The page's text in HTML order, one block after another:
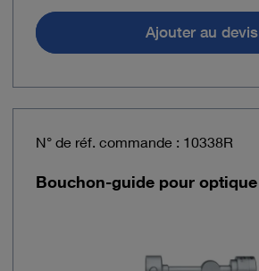
Ajouter au devis
N° de réf. commande : 10338R
Bouchon-guide pour optique